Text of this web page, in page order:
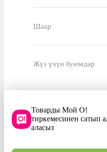
Шаар
Жүз үчүн буюмдар
Товарды Мой О!
тиркемесинен сатып
аласыз